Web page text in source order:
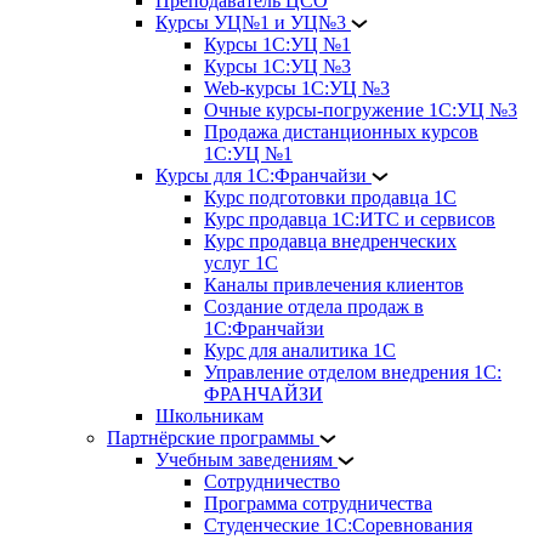
Курсы УЦ№1 и УЦ№3
Курсы 1С:УЦ №1
Курсы 1С:УЦ №3
Web-курсы 1С:УЦ №3
Очные курсы-погружение 1С:УЦ №3
Продажа дистанционных курсов
1С:УЦ №1
Курсы для 1С:Франчайзи
Курс подготовки продавца 1С
Курс продавца 1С:ИТС и сервисов
Курс продавца внедренческих
услуг 1С
Каналы привлечения клиентов
Создание отдела продаж в
1С:Франчайзи
Курс для аналитика 1С
Управление отделом внедрения 1С:
ФРАНЧАЙЗИ
Школьникам
Партнёрские программы
Учебным заведениям
Сотрудничество
Программа сотрудничества
Студенческие 1С:Соревнования